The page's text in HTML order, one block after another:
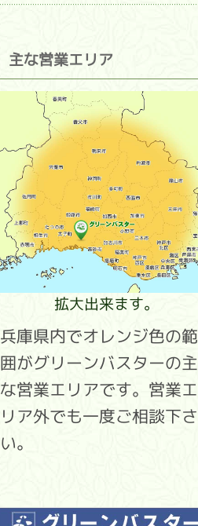
主な営業エリア
拡大出来ます。
兵庫県内でオレンジ色の範
囲がグリーンバスターの主
な営業エリアです。営業エ
リア外でも一度ご相談下さ
い。